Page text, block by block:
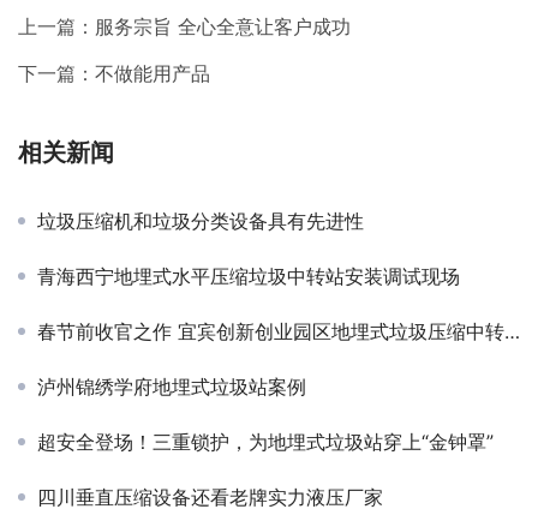
上一篇： 服务宗旨 全心全意让客户成功
下一篇： 不做能用产品
相关新闻
垃圾压缩机和垃圾分类设备具有先进性
青海西宁地埋式水平压缩垃圾中转站安装调试现场
春节前收官之作 宜宾创新创业园区地埋式垃圾压缩中转站安装完毕
泸州锦绣学府地埋式垃圾站案例
超安全登场！三重锁护，为地埋式垃圾站穿上“金钟罩”
四川垂直压缩设备还看老牌实力液压厂家